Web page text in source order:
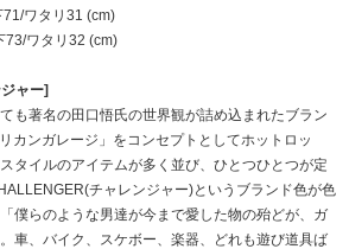
ワタリ31 (cm)
73/ワタリ32 (cm)
ャー]
も著名の田口悟氏の世界観が詰め込まれたブラン
カンガレージ」をコンセプトとしてホットロッ
タイルのアイテムが多く並び、ひとつひとつが定
チャレンジャー)というブランド色が色
僕らのような男達が今まで愛した物の殆どが、ガ
車、バイク、スケボー、楽器、どれも遊び道具ば